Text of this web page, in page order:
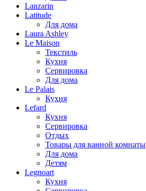
Lanzarin
Latitude
Для дома
Laura Ashley
Le Maison
Текстиль
Кухня
Сервировка
Для дома
Le Palais
Кухня
Lefard
Кухня
Сервировка
Отдых
Товары для ванной комнаты
Для дома
Детям
Legnoart
Кухня